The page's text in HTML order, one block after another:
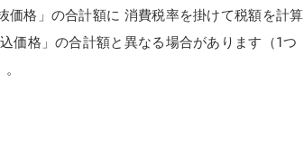
価格」の合計額に 消費税率を掛けて税額を計算
価格」の合計額と異なる場合があります（1つ